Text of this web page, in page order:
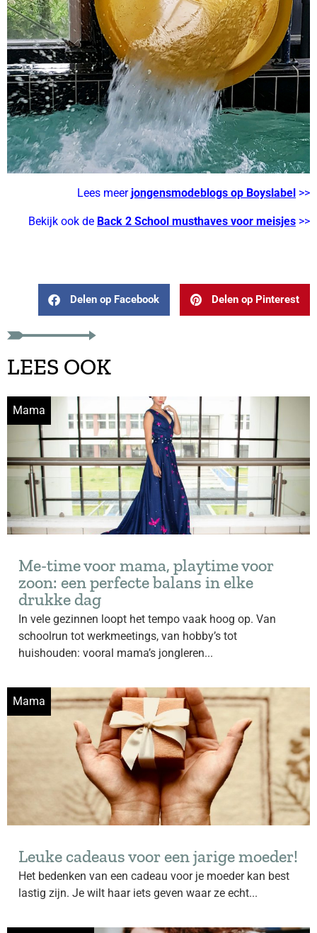
Lees meer jongensmodeblogs op Boyslabel >>
Bekijk ook de Back 2 School musthaves voor meisjes >>
Delen op Facebook Delen op Pinterest
LEES OOK
Mama
Me-time voor mama, playtime voor
zoon: een perfecte balans in elke
drukke dag
In vele gezinnen loopt het tempo vaak hoog op. Van
schoolrun tot werkmeetings, van hobby’s tot
huishouden: vooral mama’s jongleren...
Mama
Leuke cadeaus voor een jarige moeder!
Het bedenken van een cadeau voor je moeder kan best
lastig zijn. Je wilt haar iets geven waar ze echt...